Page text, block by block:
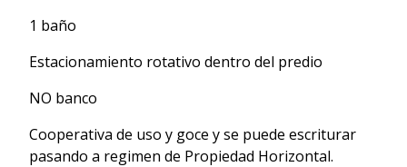
1 baño
Estacionamiento rotativo dentro del predio
NO banco
Cooperativa de uso y goce y se puede escriturar
pasando a regimen de Propiedad Horizontal.